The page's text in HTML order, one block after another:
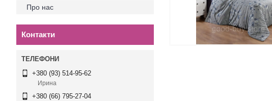
Про нас
Контакти
+380 (93) 514-95-62
Ирина
+380 (66) 795-27-04